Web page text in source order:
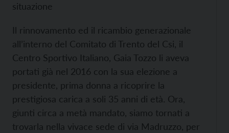
situazione
Il rinnovamento ed il ricambio generazionale
all’interno del Comitato di Trento del Csi, il
Centro Sportivo Italiano, Gaia Tozzo li aveva
portati già nel 2016 con la sua elezione a
presidente, prima donna a ricoprire la
prestigiosa carica a soli 35 anni di età. Ora,
giunti circa a metà mandato, siamo tornati a
trovarla nella vivace sede di via Madruzzo, per